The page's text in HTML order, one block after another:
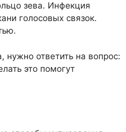
зева. Инфекция
голосовых связок.
нужно ответить на вопрос:
это помогут